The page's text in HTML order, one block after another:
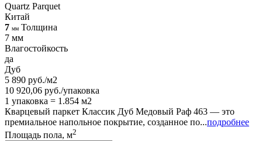
Quartz Parquet
Китай
7 мм Толщина
7 мм
Влагостойкость
да
Дуб
5 890 руб./м2
10 920,06 руб./упаковка
1 упаковка = 1.854 м2
Кварцевый паркет Классик Дуб Медовый Раф 463 — это
премиальное напольное покрытие, созданное по...подробнее
Площадь пола, м2